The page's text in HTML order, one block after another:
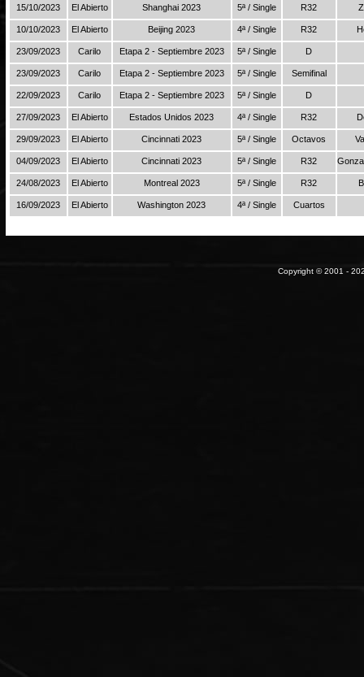
15/10/2023 El Abierto Shanghai 2023 5ª / Single R32
10/10/2023 El Abierto Beijing 2023 4ª / Single R32
23/09/2023 Carilo Etapa 2 - Septiembre 2023 5ª / Single D
23/09/2023 Carilo Etapa 2 - Septiembre 2023 5ª / Single Semifinal
22/09/2023 Carilo Etapa 2 - Septiembre 2023 5ª / Single D
27/09/2023 El Abierto Estados Unidos 2023 4ª / Single R32
29/09/2023 El Abierto Cincinnati 2023 5ª / Single Octavos
04/09/2023 El Abierto Cincinnati 2023 5ª / Single R32
24/08/2023 El Abierto Montreal 2023 5ª / Single R32
16/09/2023 El Abierto Washington 2023 4ª / Single Cuartos
Copyright © 2001 -